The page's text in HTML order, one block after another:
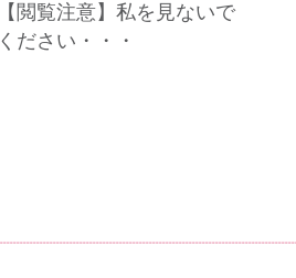
【閲覧注意】私を見ないで
ください・・・